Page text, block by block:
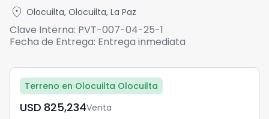
location_on Olocuilta, Olocuilta, La Paz
Clave Interna: PVT-007-04-25-1
Fecha de Entrega: Entrega inmediata
Terreno en Olocuilta Olocuilta
USD	825,234Venta